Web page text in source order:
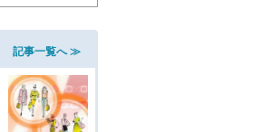
記事一覧へ ≫